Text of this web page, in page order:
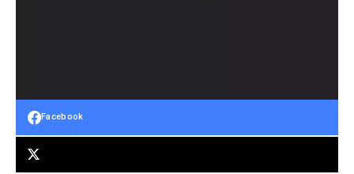
Facebook